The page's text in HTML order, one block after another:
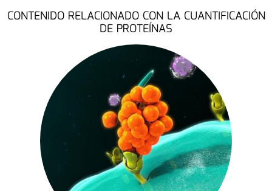
CONTENIDO RELACIONADO CON LA CUANTIFICACIÓN
DE PROTEÍNAS